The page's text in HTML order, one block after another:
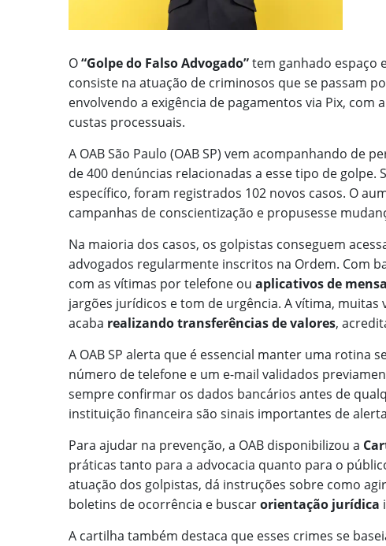
O“Golpe do Falso Advogado”tem ganhado espaço
consiste na atuação de criminosos que se passam
envolvendo a exigência de pagamentos via Pix,
custas processuais.
A OAB São Paulo (OAB SP) vem acompanhando de
de 400 denúncias relacionadas a esse tipo de
específico, foram registrados 102 novos casos. O
campanhas de conscientização e propusesse
Na maioria dos casos, os golpistas conseguem
advogados regularmente inscritos na Ordem. Com
com as vítimas por telefone ou aplicativos de
jargões jurídicos e tom de urgência. A vítima,
acaba realizando transferências de valores,
A OAB SP alerta que é essencial manter uma rotina
número de telefone e um e-mail validados
sempre confirmar os dados bancários antes de
instituição financeira são sinais importantes de
Para ajudar na prevenção, a OAB disponibilizou a
práticas tanto para a advocacia quanto para o
atuação dos golpistas, dá instruções sobre como
boletins de ocorrência e buscarorientação jurídica
A cartilha também destaca que esses crimes se